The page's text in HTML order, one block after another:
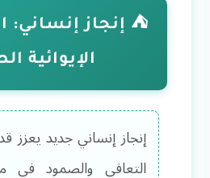
⛺ إنجاز إنساني:
الإيوائية
إنجاز إنساني جديد يعزز
التعافي والصمود في